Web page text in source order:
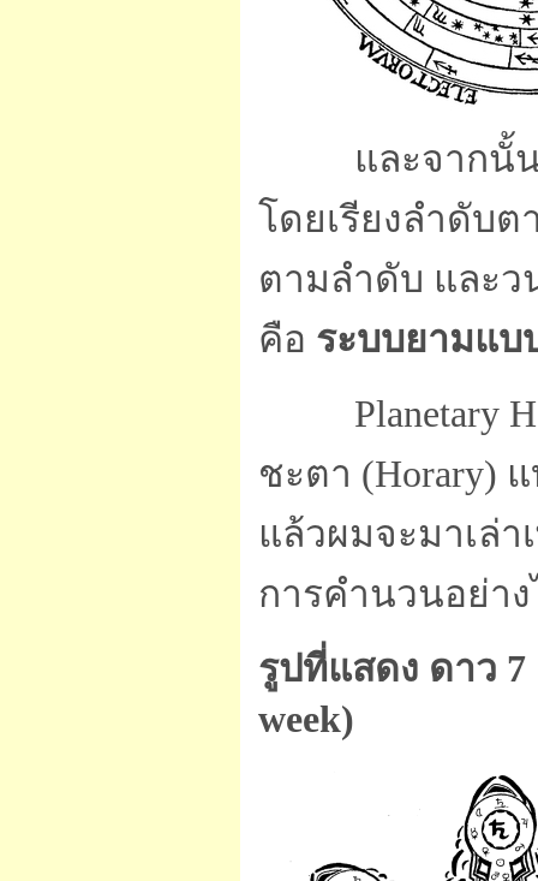
และจากนั้นให้
โดยเรียงลำดับ
ตามลำดับ และว
คือ ระบบยามแบ
Planetary
ชะตา (Horary)
แล้วผมจะมาเล่
การคำนวนอย่าง
รูปที่แสดง ดาว
week)